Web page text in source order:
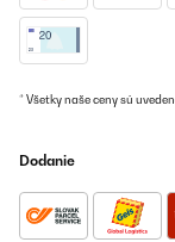
* Všetky naše ceny sú
Dodanie